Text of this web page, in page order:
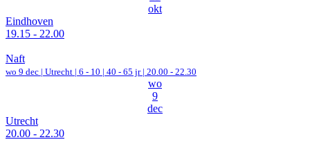
okt
Eindhoven
19.15 - 22.00
Naft
wo 9 dec | Utrecht | 6 - 10 | 40 - 65 jr | 20.00 - 22.30
wo
9
dec
Utrecht
20.00 - 22.30